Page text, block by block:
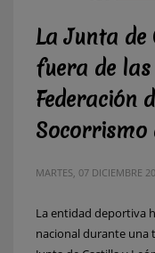
La Junta de
fuera de
Federación
Socorrismo
MARTES, 07 DICIEMBRE
La entidad deportiva
nacional durante una